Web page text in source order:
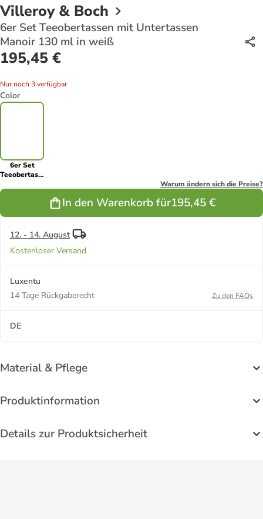
Villeroy & Boch
6er Set Teeobertassen mit Untertassen
Manoir 130 ml in weiß
195,45 €
Nur noch 3 verfügbar
Color
6er Set
Teeobertassen
Untertassen
Warum ändern sich die Preise?
In den Warenkorb für195,45 €
12. - 14. August
Kostenloser Versand
Luxentu
14 Tage Rückgaberecht
Zu den FAQs
DE
Material & Pflege
Produktinformation
Details zur Produktsicherheit